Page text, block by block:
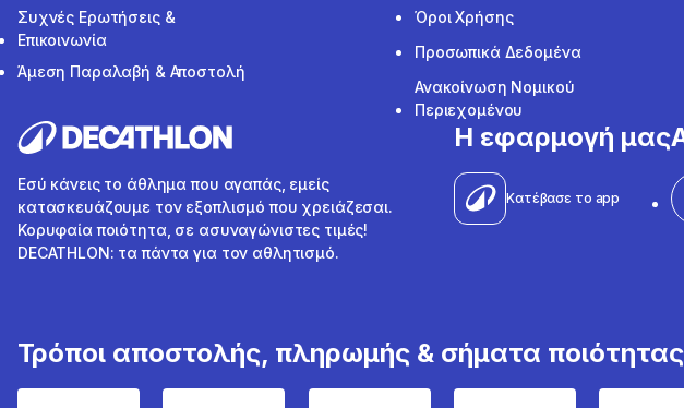
Συχνές Ερωτήσεις &
Επικοινωνία
Άμεση Παραλαβή & Αποστολή
Όροι Χρήσης
Προσωπικά Δεδομένα
Ανακοίνωση Νομικού
Περιεχομένου
Εσύ κάνεις το άθλημα που αγαπάς, εμείς
κατασκευάζουμε τον εξοπλισμό που χρειάζεσαι.
Κορυφαία ποιότητα, σε ασυναγώνιστες τιμές!
DECATHLON: τα πάντα για τον αθλητισμό.
Η εφαρμογή μας
Κατέβασε το app
Τρόποι αποστολής, πληρωμής & σήματα ποιότητας